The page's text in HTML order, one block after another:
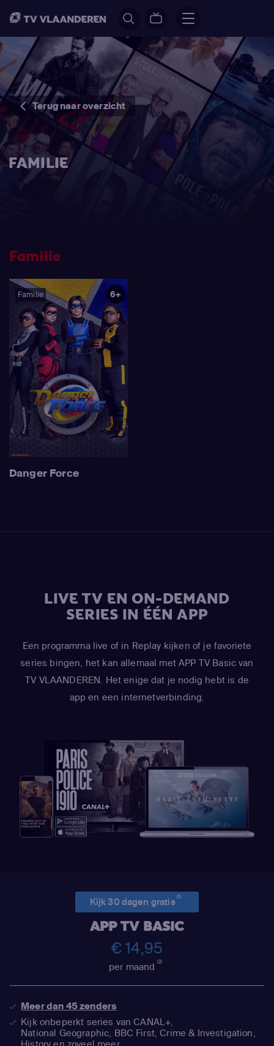
Terug naar overzicht
FAMILIE
Familie
Familie 6+
Danger Force
LIVE TV EN ON-DEMAND
SERIES IN ÉÉN APP
Een programma live of in Replay kijken of je favoriete
series bingen, het kan allemaal met APP TV Basic van
TV VLAANDEREN. Het enige dat je nodig hebt is de
app en een internetverbinding.
Kijk 30 dagen gratis(1)
APP TV BASIC
€ 14,95
per maand(2)
Meer dan 45 zenders
Kijk onbeperkt series van CANAL+,
National Geographic, BBC First, Crime & Investigation,